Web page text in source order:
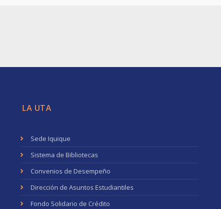
LA UTA
Sede Iquique
Sistema de Bibliotecas
Convenios de Desempeño
Dirección de Asuntos Estudiantiles
Fondo Solidario de Crédito